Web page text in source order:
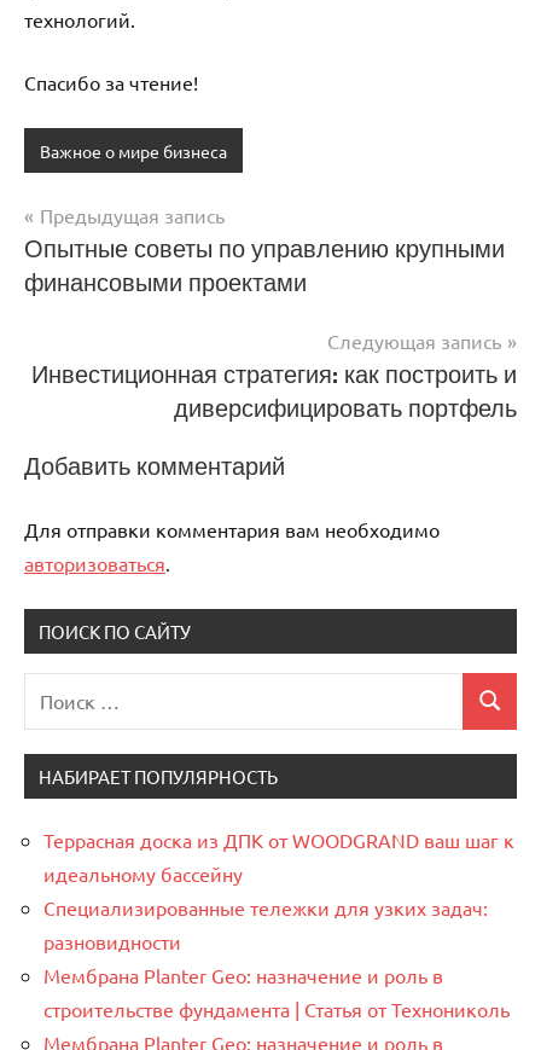
технологий.
Спасибо за чтение!
Важное о мире бизнеса
Навигация
по
Предыдущая запись
Опытные советы по управлению крупными
финансовыми проектами
Следующая запись
Инвестиционная стратегия: как построить и
диверсифицировать портфель
Добавить комментарий
Для отправки комментария вам необходимо
авторизоваться
ПОИСК ПО САЙТУ
для:
Поиск
НАБИРАЕТ ПОПУЛЯРНОСТЬ
Террасная доска из ДПК от WOODGRAND ваш шаг к
идеальному бассейну
Специализированные тележки для узких задач:
разновидности
Мембрана Planter Geo: назначение и роль в
строительстве фундамента | Статья от Технониколь
Мембрана Planter Geo: назначение и роль в